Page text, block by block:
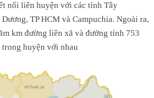
nối liên huyện với các tỉnh Tây
TP HCM và Campuchia. Ngoài ra,
km đường liên xã và đường tỉnh 753
huyện với nhau